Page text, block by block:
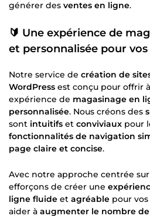
générer des ventes en ligne.
🔰 Une expérience de
et personnalisée pour
Notre service de création de
WordPress est conçu pour offrir
expérience de magasinage en
personnalisée. Nous créons des
sont intuitifs et conviviaux pour
fonctionnalités de navigation
page claire et concise.
Avec notre approche centrée
efforçons de créer une
ligne fluide et agréable pour
aider à augmenter le nombre